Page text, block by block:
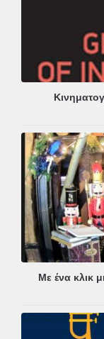
Με ένα κλικ